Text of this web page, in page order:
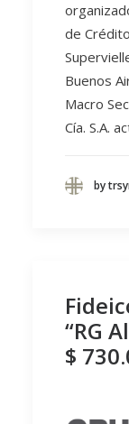
de
Buenos
Macro
Cía. S.A.
by
“RG
$